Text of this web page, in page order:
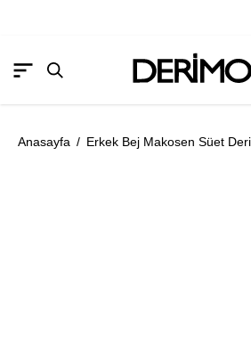
GezinmeArama
Anasayfa / Erkek Bej Makosen Süet